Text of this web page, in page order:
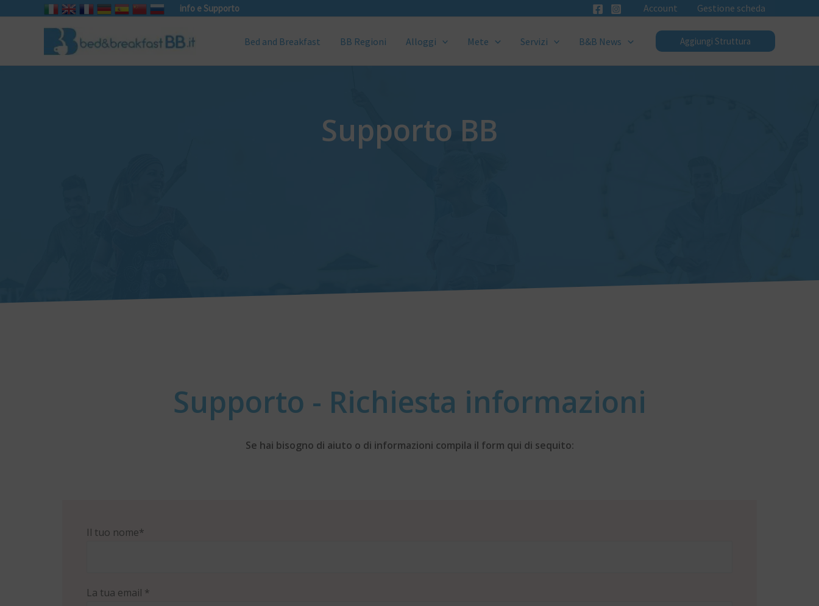
info e Supporto Account Gestione scheda
Bed and Breakfast BB Regioni Alloggi Mete Servizi B&B News Aggiungi Struttura
Supporto BB
Supporto - Richiesta informazioni
Se hai bisogno di aiuto o di informazioni compila il form qui di sequito:
Il tuo nome*
La tua email *